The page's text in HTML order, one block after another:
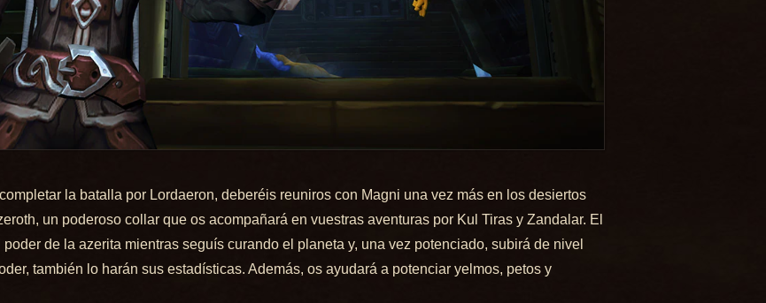
la batalla por Lordaeron, deberéis reuniros con Magni una vez más en los desiertos
un poderoso collar que os acompañará en vuestras aventuras por Kul Tiras y Zandalar. El
de la azerita mientras seguís curando el planeta y, una vez potenciado, subirá de nivel
también lo harán sus estadísticas. Además, os ayudará a potenciar yelmos, petos y